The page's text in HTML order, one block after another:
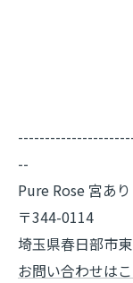
--
Pure Rose 宮あ
〒344-0114
埼玉県春日部市
お問い合わせは